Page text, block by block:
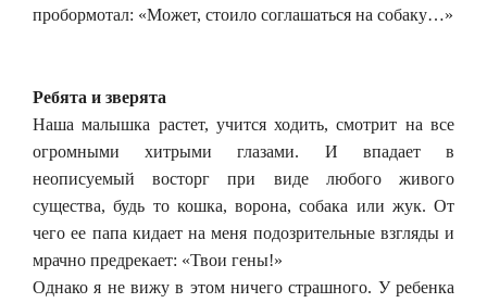
пробормотал: «Может, стоило соглашаться на собаку…»
Ребята и зверята
Наша малышка растет, учится ходить, смотрит на все
огромными хитрыми глазами. И впадает в
неописуемый восторг при виде любого живого
существа, будь то кошка, ворона, собака или жук. От
чего ее папа кидает на меня подозрительные взгляды и
мрачно предрекает: «Твои гены!»
Однако я не вижу в этом ничего страшного. У ребенка